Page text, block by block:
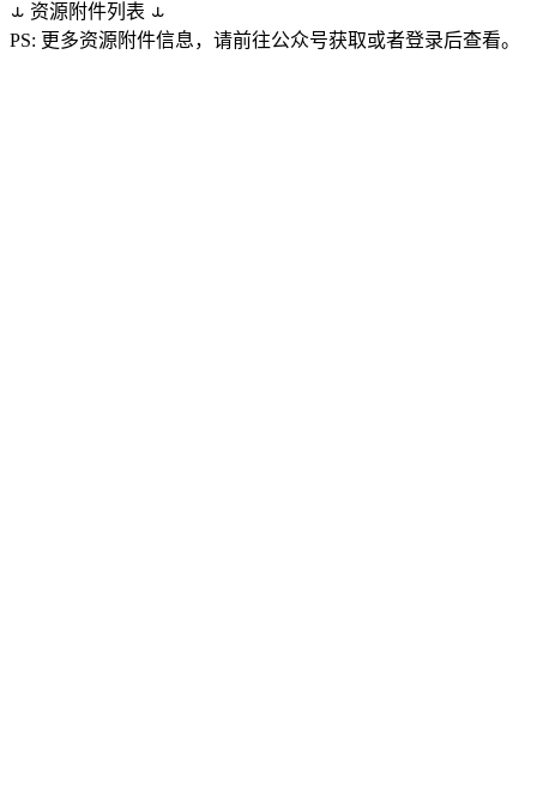
⥿ 资源附件列表 ⥿
PS: 更多资源附件信息，请前往公众号获取或者登录后查看。